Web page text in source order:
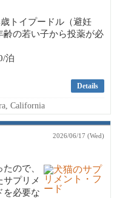
トイプードル（避妊
の若い子から投薬が必
泊
Details
California
2026/06/17 (Wed)
ので、
サプリメ
を必要な